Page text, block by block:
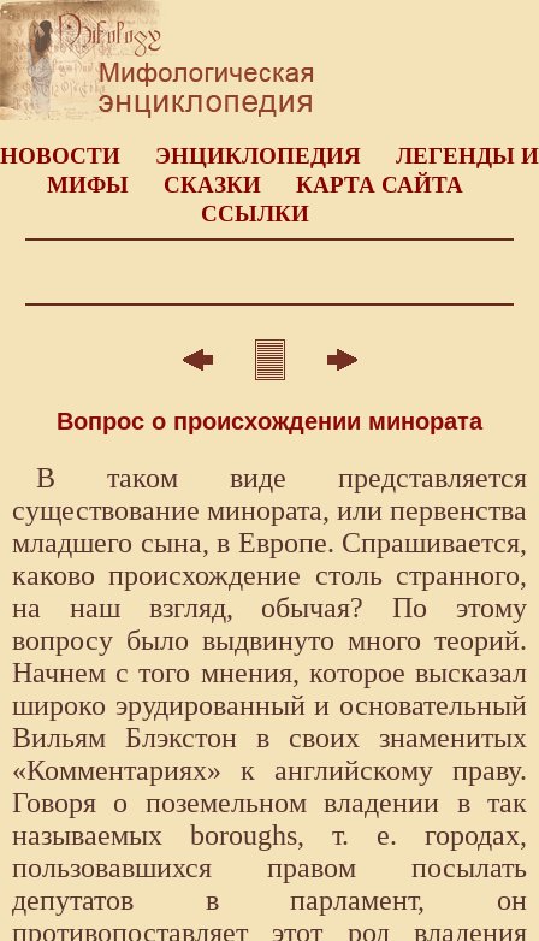
НОВОСТИ ЭНЦИКЛОПЕДИЯ
ЛЕГЕНДЫ И
МИФЫ
СКАЗКИ
КАРТА САЙТА
ССЫЛКИ
Вопрос о происхождении минората
В таком виде представляется
существование минората, или первенства
младшего сына, в Европе. Спрашивается,
каково происхождение столь странного,
на наш взгляд, обычая? По этому
вопросу было выдвинуто много теорий.
Начнем с того мнения, которое высказал
широко эрудированный и основательный
Вильям Блэкстон в своих знаменитых
«Комментариях» к английскому праву.
Говоря о поземельном владении в так
называемых boroughs, т. е. городах,
пользовавшихся правом посылать
депутатов в парламент, он
противопоставляет этот род владения